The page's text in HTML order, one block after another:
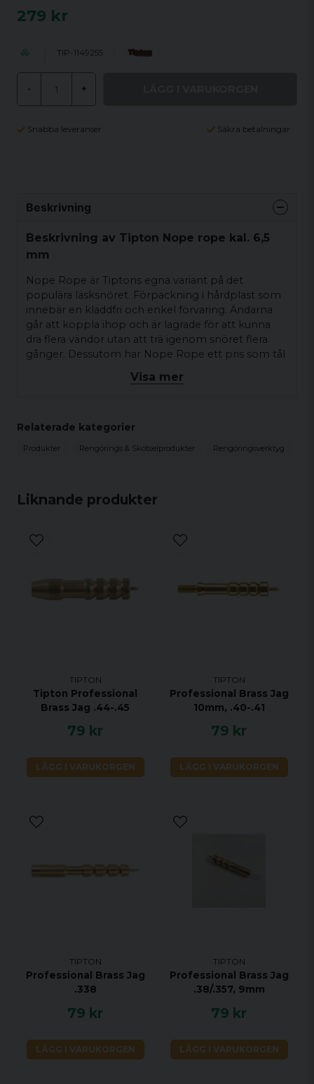
279 kr
TIP-1149255
- +
Snabba leveranser Säkra betalningar
Liknande produkter
TIPTON
Tipton Professional
Brass Jag .44-.45
79 kr
LÄGG I VARUKORGEN
TIPTON
Professional Brass Jag
10mm, .40-.41
79 kr
LÄGG I VARUKORGEN
TIPTON
Professional Brass Jag
.338
79 kr
LÄGG I VARUKORGEN
TIPTON
Professional Brass Jag
.38/.357, 9mm
79 kr
LÄGG I VARUKORGEN
Beskrivning
Beskrivning av Tipton Nope rope kal. 6,5
mm
Nope Rope är Tiptons egna variant på det
populära läsksnöret. Förpackning i hårdplast som
innebär en kladdfri och enkel förvaring. Ändarna
går att koppla ihop och är lagrade för att kunna
dra flera vändor utan att trä igenom snöret flera
gånger. Dessutom har Nope Rope ett pris som tål
Finns i de flesta populära kalibrar till ett
väldigt attraktivt pris.
Visa mer
Relaterade kategorier
Produkter Rengörings & Skötselprodukter Rengöringsverktyg